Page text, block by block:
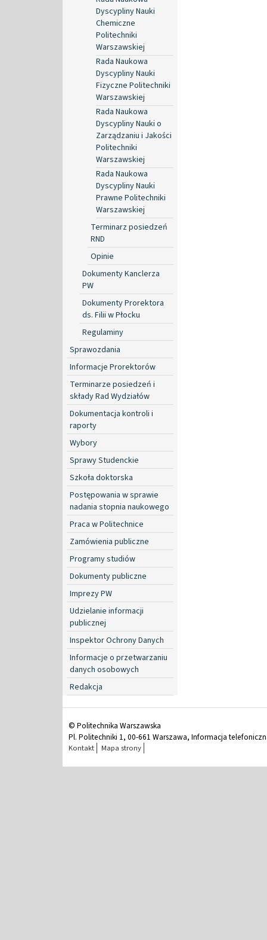
Dyscypliny Nauki
Chemiczne
Politechniki
Warszawskiej
Rada Naukowa
Dyscypliny Nauki
Fizyczne Politechniki
Warszawskiej
Rada Naukowa
Dyscypliny Nauki o
Zarządzaniu i Jakości
Politechniki
Warszawskiej
Rada Naukowa
Dyscypliny Nauki
Prawne Politechniki
Warszawskiej
Terminarz posiedzeń
RND
Opinie
Dokumenty Kanclerza
PW
Dokumenty Prorektora
ds. Filii w Płocku
Regulaminy
Sprawozdania
Informacje Prorektorów
Terminarze posiedzeń i
składy Rad Wydziałów
Dokumentacja kontroli i
raporty
Wybory
Sprawy Studenckie
Szkoła doktorska
Postępowania w sprawie
nadania stopnia naukowego
Praca w Politechnice
Zamówienia publiczne
Programy studiów
Dokumenty publiczne
Imprezy PW
Udzielanie informacji
publicznej
Inspektor Ochrony Danych
Informacje o przetwarzaniu
danych osobowych
Redakcja
© Politechnika Warszawska
Pl. Politechniki 1, 00-661 Warszawa, Informacja
Kontakt Mapa strony